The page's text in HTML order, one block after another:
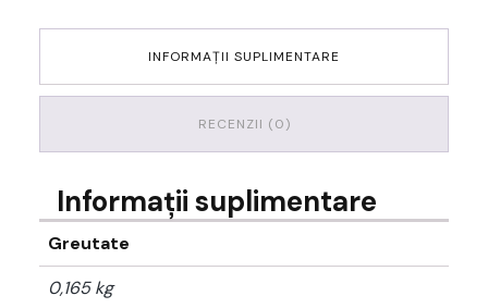
INFORMAȚII SUPLIMENTARE
RECENZII (0)
Informații suplimentare
Greutate
0,165 kg